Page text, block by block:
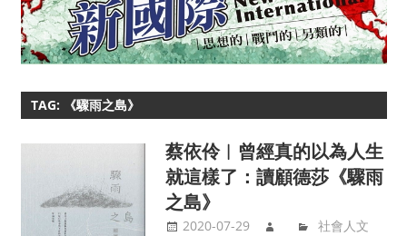
TAG: 《驟雨之島》
蔡依伶︱曾經真的以為人生
就這樣了：讀顧德莎《驟雨
之島》
2020-07-29 社會人文